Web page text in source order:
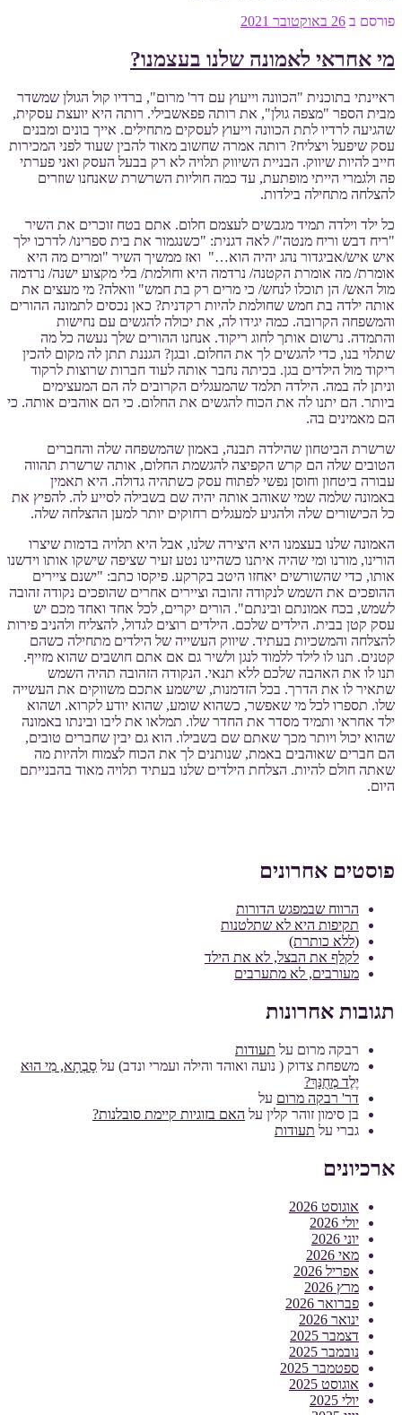
פורסם ב 26 באוקטובר 2021
מי אחראי לאמונה שלנו בעצמנו?
ראיינתי בתוכנית "הכוונה וייעוץ עם דר' מרום", ברדיו קול הגולן שמשדר
מבית הספר "מצפה גולן", את רותה פפאשבילי. רותה היא יועצת עסקית,
שהגיעה לרדיו לתת הכוונה וייעוץ לעסקים מתחילים. אייך בונים ומבנים
עסק שיפעל ויצליח? רותה אמרה שחשוב מאוד להבין שעוד לפני המכירות
חייב להיות שיווק. הבניית השיווק תלויה לא רק בבעל העסק ואני פערתי
פה ולגמרי הייתי מופתעת, עד כמה חוליות השרשרת שאנחנו שוזרים
להצלחה מתחילה בילדות.
כל ילד וילדה תמיד מגבשים לעצמם חלום. אתם בטח זוכרים את השיר
"ריח דבש וריח מנטה"/ לאה דגנית: "כשנגמור את בית ספרינו/ לדרכו ילך
איש איש/אביגדור נהג יהיה הוא…" ואז ממשיך השיר "ומרים מה היא
אומרת/ מה אומרת הקטנה/ נרדמה היא וחולמת/ בלי מקצוע ישנה/ נרדמה
מול האש/ הן תוכלו לנחש/ כי מרים רק בת חמש" וואלה? מי מעצים את
אותה ילדה בת חמש שחולמת להיות רקדנית? כאן נכסים לתמונה ההורים
והמשפחה הקרובה. כמה יגידו לה, את יכולה להגשים עם נחישות
והתמדה. נרשום אותך לחוג ריקוד. אנחנו ההורים שלך נעשה כל מה
שתלוי בנו, כדי להגשים לך את החלום. ובגן? הגננת תתן לה מקום להכין
ריקוד מול הילדים בגן. בכיתה נחבר אותה לעוד חברות שרוצות לרקוד
וניתן לה במה. הילדה תלמד שהמעגלים הקרובים לה הם המעצימים
ביותר. הם יתנו לה את הכוח להגשים את החלום. כי הם אוהבים אותה. כי
הם מאמינים בה.
שרשרת הביטחון שהילדה תבנה, באמון שהמשפחה שלה והחברים
הטובים שלה הם קרש הקפיצה להגשמת החלום, אותה שרשרת תהווה
עבורה ביטחון וחוסן נפשי לפתוח עסק כשתהיה גדולה. היא תאמין
באמונה שלמה שמי שאוהב אותה יהיה שם בשבילה לסייע לה. להפיץ את
כל הכישורים שלה ולהגיע למעגלים רחוקים יותר למען ההצלחה שלה.
האמונה שלנו בעצמנו היא היצירה שלנו, אבל היא תלויה בדמות שיצרו
הורינו, מורנו ומי שהיה איתנו כשהיינו נטע זעיר שציפה שישקו אותו וידשנו
אותו, כדי שהשורשים יאחזו היטב בקרקע. פיקסו כתב: "ישנם ציירים
ההופכים את השמש לנקודה זהובה וציירים אחרים שהופכים נקודה זהובה
לשמש, בכח אמונתם ובינתם". הורים יקרים, לכל אחד ואחד מכם יש
עסק קטן בבית. הילדים שלכם. הילדים רוצים לגדול, להצליח ולהניב פירות
להצלחה והמשכיות בעתיד. שיווק העשייה של הילדים מתחילה כשהם
קטנים. תנו לו לילד ללמוד לנגן ולשיר גם אם אתם חושבים שהוא מזייף.
תנו לו את האהבה שלכם ללא תנאי. הנקודה הזהובה תהיה השמש
שתאיר לו את הדרך. בכל הזדמנות, שישמע אתכם משווקים את העשייה
שלו. תספרו לכל מי שאפשר, כשהוא שומע, שהוא יודע לקרוא. ושהוא
ילד אחראי ותמיד מסדר את החדר שלו. תמלאו את ליבו ובינתו באמונה
שהוא יכול ויותר מכך שאתם שם בשבילו. הוא גם יבין שחברים טובים,
הם חברים שאוהבים באמת, שנותנים לך את הכוח לצמוח ולהיות מה
שאתה חולם להיות. הצלחת הילדים שלנו בעתיד תלויה מאוד בהבנייתם
היום.
פוסטים אחרונים
הרווח שבמפגש הדורות
תקיפות היא לא שתלטנות
(ללא כותרת)
לקלף את הבצל, לא את הילד
מעורבים, לא מתערבים
תגובות אחרונות
רבקה מרום על תעודות
משפחת צדוק ( נועה ואוהד והילה ועמרי ונדב) על סָבְתָא, מִי הוּא
יֶלֶד מְחֻנָּךְ?
דר' רבקה מרום על
בן סימון זוהר קלין על האם בזוגיות קיימת סובלנות?
גברי על תעודות
ארכיונים
אוגוסט 2026
יולי 2026
יוני 2026
מאי 2026
אפריל 2026
מרץ 2026
פברואר 2026
ינואר 2026
דצמבר 2025
נובמבר 2025
ספטמבר 2025
אוגוסט 2025
יולי 2025